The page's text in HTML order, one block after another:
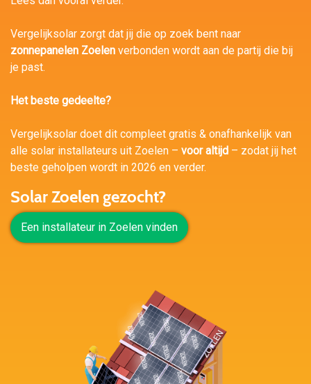
Vergelijksolar zorgt dat jij die op zoek bent naar
zonnepanelen Zoelen verbonden wordt aan de partij die bij
je past.
Het beste gedeelte?
Vergelijksolar doet dit compleet gratis & onafhankelijk van
alle solar installateurs uit Zoelen – voor altijd – zodat jij het
beste geholpen wordt in 2026 en verder.
Solar Zoelen gezocht?
Een installateur in Zoelen vinden